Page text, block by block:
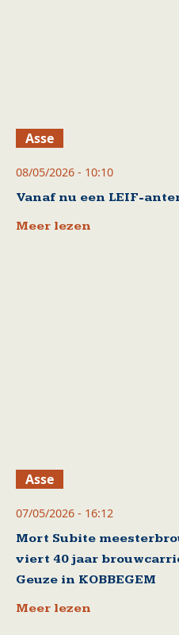
Asse
08/05/2026 - 10:10
Vanaf nu een LEIF-
Meer lezen
Asse
07/05/2026 - 16:12
Mort Subite
viert 40 jaar
Geuze in KOBBEGEM
Meer lezen